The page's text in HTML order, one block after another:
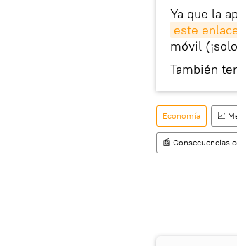
Ya que la
este
móvil
También
Economía 📈
📰 Consecuencias